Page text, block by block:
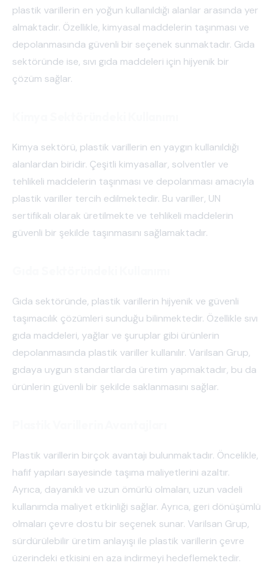
plastik varillerin en yoğun kullanıldığı alanlar arasında yer
almaktadır. Özellikle, kimyasal maddelerin taşınması ve
depolanmasında güvenli bir seçenek sunmaktadır. Gıda
sektöründe ise, sıvı gıda maddeleri için hijyenik bir
çözüm sağlar.
Kimya sektörü, plastik varillerin en yaygın kullanıldığı
alanlardan biridir. Çeşitli kimyasallar, solventler ve
tehlikeli maddelerin taşınması ve depolanması amacıyla
plastik variller tercih edilmektedir. Bu variller, UN
sertifikalı olarak üretilmekte ve tehlikeli maddelerin
güvenli bir şekilde taşınmasını sağlamaktadır.
Gıda sektöründe, plastik varillerin hijyenik ve güvenli
taşımacılık çözümleri sunduğu bilinmektedir. Özellikle sıvı
gıda maddeleri, yağlar ve şuruplar gibi ürünlerin
depolanmasında plastik variller kullanılır. Varilsan Grup,
gıdaya uygun standartlarda üretim yapmaktadır, bu da
ürünlerin güvenli bir şekilde saklanmasını sağlar.
Plastik varillerin birçok avantajı bulunmaktadır. Öncelikle,
hafif yapıları sayesinde taşıma maliyetlerini azaltır.
Ayrıca, dayanıklı ve uzun ömürlü olmaları, uzun vadeli
kullanımda maliyet etkinliği sağlar. Ayrıca, geri dönüşümlü
olmaları çevre dostu bir seçenek sunar. Varilsan Grup,
sürdürülebilir üretim anlayışı ile plastik varillerin çevre
üzerindeki etkisini en aza indirmeyi hedeflemektedir.